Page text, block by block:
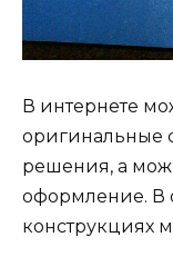
В интернете
оригинальные
решения, а
оформление. В
конструкциях